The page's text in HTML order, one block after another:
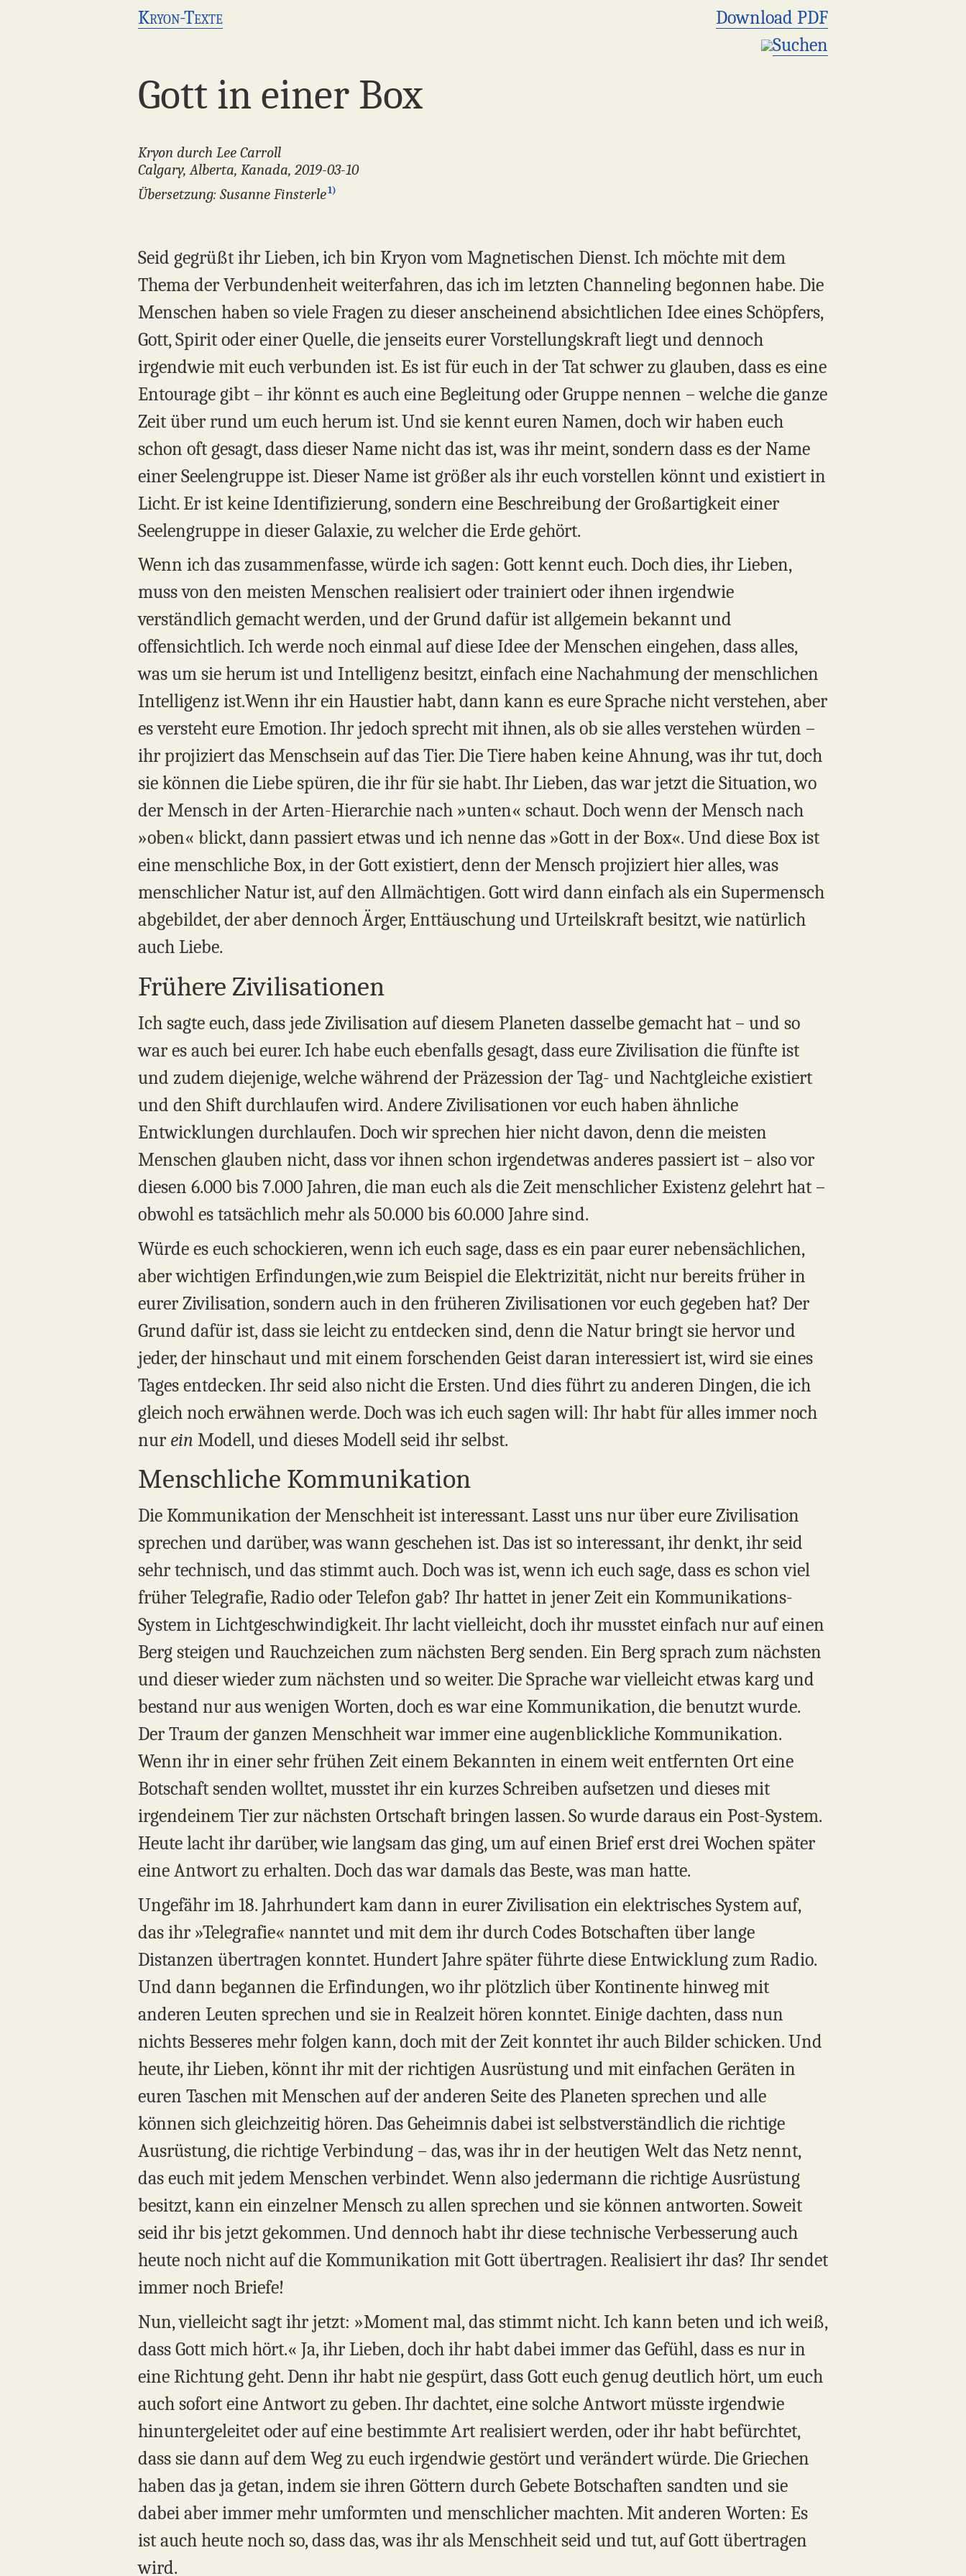
Kryon-Texte
Download PDF
Suchen
Gott in einer Box
Kryon durch Lee Carroll
Calgary, Alberta, Kanada, 2019-03-10
Übersetzung: Susanne Finsterle1)
Seid gegrüßt ihr Lieben, ich bin Kryon vom Magnetischen Dienst. Ich möchte mit dem
Thema der Verbundenheit weiterfahren, das ich im letzten Channeling begonnen habe. Die
Menschen haben so viele Fragen zu dieser anscheinend absichtlichen Idee eines Schöpfers,
Gott, Spirit oder einer Quelle, die jenseits eurer Vorstellungskraft liegt und dennoch
irgendwie mit euch verbunden ist. Es ist für euch in der Tat schwer zu glauben, dass es eine
Entourage gibt – ihr könnt es auch eine Begleitung oder Gruppe nennen – welche die ganze
Zeit über rund um euch herum ist. Und sie kennt euren Namen, doch wir haben euch
schon oft gesagt, dass dieser Name nicht das ist, was ihr meint, sondern dass es der Name
einer Seelengruppe ist. Dieser Name ist größer als ihr euch vorstellen könnt und existiert in
Licht. Er ist keine Identifizierung, sondern eine Beschreibung der Großartigkeit einer
Seelengruppe in dieser Galaxie, zu welcher die Erde gehört.
Wenn ich das zusammenfasse, würde ich sagen: Gott kennt euch. Doch dies, ihr Lieben,
muss von den meisten Menschen realisiert oder trainiert oder ihnen irgendwie
verständlich gemacht werden, und der Grund dafür ist allgemein bekannt und
offensichtlich. Ich werde noch einmal auf diese Idee der Menschen eingehen, dass alles,
was um sie herum ist und Intelligenz besitzt, einfach eine Nachahmung der menschlichen
Intelligenz ist.Wenn ihr ein Haustier habt, dann kann es eure Sprache nicht verstehen, aber
es versteht eure Emotion. Ihr jedoch sprecht mit ihnen, als ob sie alles verstehen würden –
ihr projiziert das Menschsein auf das Tier. Die Tiere haben keine Ahnung, was ihr tut, doch
sie können die Liebe spüren, die ihr für sie habt. Ihr Lieben, das war jetzt die Situation, wo
der Mensch in der Arten-Hierarchie nach »unten« schaut. Doch wenn der Mensch nach
»oben« blickt, dann passiert etwas und ich nenne das »Gott in der Box«. Und diese Box ist
eine menschliche Box, in der Gott existiert, denn der Mensch projiziert hier alles, was
menschlicher Natur ist, auf den Allmächtigen. Gott wird dann einfach als ein Supermensch
abgebildet, der aber dennoch Ärger, Enttäuschung und Urteilskraft besitzt, wie natürlich
auch Liebe.
Frühere Zivilisationen
Ich sagte euch, dass jede Zivilisation auf diesem Planeten dasselbe gemacht hat – und so
war es auch bei eurer. Ich habe euch ebenfalls gesagt, dass eure Zivilisation die fünfte ist
und zudem diejenige, welche während der Präzession der Tag- und Nachtgleiche existiert
und den Shift durchlaufen wird. Andere Zivilisationen vor euch haben ähnliche
Entwicklungen durchlaufen. Doch wir sprechen hier nicht davon, denn die meisten
Menschen glauben nicht, dass vor ihnen schon irgendetwas anderes passiert ist – also vor
diesen 6.000 bis 7.000 Jahren, die man euch als die Zeit menschlicher Existenz gelehrt hat –
obwohl es tatsächlich mehr als 50.000 bis 60.000 Jahre sind.
Würde es euch schockieren, wenn ich euch sage, dass es ein paar eurer nebensächlichen,
aber wichtigen Erfindungen,wie zum Beispiel die Elektrizität, nicht nur bereits früher in
eurer Zivilisation, sondern auch in den früheren Zivilisationen vor euch gegeben hat? Der
Grund dafür ist, dass sie leicht zu entdecken sind, denn die Natur bringt sie hervor und
jeder, der hinschaut und mit einem forschenden Geist daran interessiert ist, wird sie eines
Tages entdecken. Ihr seid also nicht die Ersten. Und dies führt zu anderen Dingen, die ich
gleich noch erwähnen werde. Doch was ich euch sagen will: Ihr habt für alles immer noch
nur ein Modell, und dieses Modell seid ihr selbst.
Menschliche Kommunikation
Die Kommunikation der Menschheit ist interessant. Lasst uns nur über eure Zivilisation
sprechen und darüber, was wann geschehen ist. Das ist so interessant, ihr denkt, ihr seid
sehr technisch, und das stimmt auch. Doch was ist, wenn ich euch sage, dass es schon viel
früher Telegrafie, Radio oder Telefon gab? Ihr hattet in jener Zeit ein Kommunikations-
System in Lichtgeschwindigkeit. Ihr lacht vielleicht, doch ihr musstet einfach nur auf einen
Berg steigen und Rauchzeichen zum nächsten Berg senden. Ein Berg sprach zum nächsten
und dieser wieder zum nächsten und so weiter. Die Sprache war vielleicht etwas karg und
bestand nur aus wenigen Worten, doch es war eine Kommunikation, die benutzt wurde.
Der Traum der ganzen Menschheit war immer eine augenblickliche Kommunikation.
Wenn ihr in einer sehr frühen Zeit einem Bekannten in einem weit entfernten Ort eine
Botschaft senden wolltet, musstet ihr ein kurzes Schreiben aufsetzen und dieses mit
irgendeinem Tier zur nächsten Ortschaft bringen lassen. So wurde daraus ein Post-System.
Heute lacht ihr darüber, wie langsam das ging, um auf einen Brief erst drei Wochen später
eine Antwort zu erhalten. Doch das war damals das Beste, was man hatte.
Ungefähr im 18. Jahrhundert kam dann in eurer Zivilisation ein elektrisches System auf,
das ihr »Telegrafie« nanntet und mit dem ihr durch Codes Botschaften über lange
Distanzen übertragen konntet. Hundert Jahre später führte diese Entwicklung zum Radio.
Und dann begannen die Erfindungen, wo ihr plötzlich über Kontinente hinweg mit
anderen Leuten sprechen und sie in Realzeit hören konntet. Einige dachten, dass nun
nichts Besseres mehr folgen kann, doch mit der Zeit konntet ihr auch Bilder schicken. Und
heute, ihr Lieben, könnt ihr mit der richtigen Ausrüstung und mit einfachen Geräten in
euren Taschen mit Menschen auf der anderen Seite des Planeten sprechen und alle
können sich gleichzeitig hören. Das Geheimnis dabei ist selbstverständlich die richtige
Ausrüstung, die richtige Verbindung – das, was ihr in der heutigen Welt das Netz nennt,
das euch mit jedem Menschen verbindet. Wenn also jedermann die richtige Ausrüstung
besitzt, kann ein einzelner Mensch zu allen sprechen und sie können antworten. Soweit
seid ihr bis jetzt gekommen. Und dennoch habt ihr diese technische Verbesserung auch
heute noch nicht auf die Kommunikation mit Gott übertragen. Realisiert ihr das? Ihr sendet
immer noch Briefe!
Nun, vielleicht sagt ihr jetzt: »Moment mal, das stimmt nicht. Ich kann beten und ich weiß,
dass Gott mich hört.« Ja, ihr Lieben, doch ihr habt dabei immer das Gefühl, dass es nur in
eine Richtung geht. Denn ihr habt nie gespürt, dass Gott euch genug deutlich hört, um euch
auch sofort eine Antwort zu geben. Ihr dachtet, eine solche Antwort müsste irgendwie
hinuntergeleitet oder auf eine bestimmte Art realisiert werden, oder ihr habt befürchtet,
dass sie dann auf dem Weg zu euch irgendwie gestört und verändert würde. Die Griechen
haben das ja getan, indem sie ihren Göttern durch Gebete Botschaften sandten und sie
dabei aber immer mehr umformten und menschlicher machten. Mit anderen Worten: Es
ist auch heute noch so, dass das, was ihr als Menschheit seid und tut, auf Gott übertragen
wird.